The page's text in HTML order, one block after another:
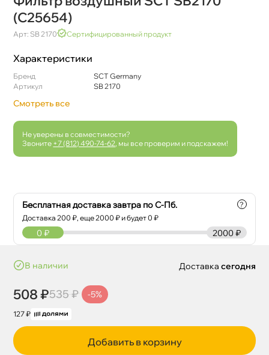
(C25654)
Арт: SB 2170 Сертифицированный продукт
Характеристики
Бренд
SCT Germany
Артикул
SB 2170
Смотреть все
Не уверены в совместимости?
Звоните +7 (812) 490-74-62 , мы все проверим и подскажем!
Бесплатная доставка завтра по С-Пб.
Доставка200 ₽, еще2000 ₽ и будет 0 ₽
?
2000 ₽
0 ₽
наличии
508 ₽535 ₽ -5%
127 ₽
Доставка сегодня
Добавить в корзину